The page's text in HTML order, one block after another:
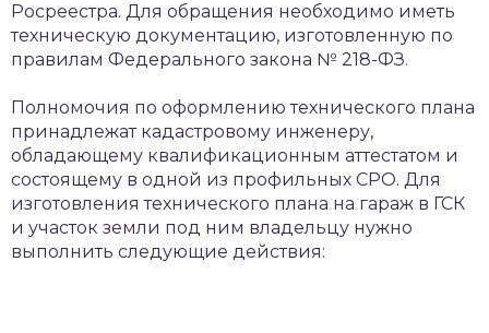
Росреестра. Для обращения необходимо иметь
техническую документацию, изготовленную по
правилам Федерального закона № 218-ФЗ.
Полномочия по оформлению технического плана
принадлежат кадастровому инженеру,
обладающему квалификационным аттестатом и
состоящему в одной из профильных СРО. Для
изготовления технического плана на гараж в ГСК
и участок земли под ним владельцу нужно
выполнить следующие действия: